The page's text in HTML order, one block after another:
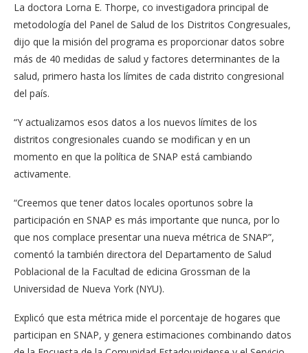
La doctora Lorna E. Thorpe, co investigadora principal de
metodología del Panel de Salud de los Distritos Congresuales,
dijo que la misión del programa es proporcionar datos sobre
más de 40 medidas de salud y factores determinantes de la
salud, primero hasta los límites de cada distrito congresional
del país.
“Y actualizamos esos datos a los nuevos límites de los
distritos congresionales cuando se modifican y en un
momento en que la política de SNAP está cambiando
activamente.
“Creemos que tener datos locales oportunos sobre la
participación en SNAP es más importante que nunca, por lo
que nos complace presentar una nueva métrica de SNAP”,
comentó la también directora del Departamento de Salud
Poblacional de la Facultad de edicina Grossman de la
Universidad de Nueva York (NYU).
Explicó que esta métrica mide el porcentaje de hogares que
participan en SNAP, y genera estimaciones combinando datos